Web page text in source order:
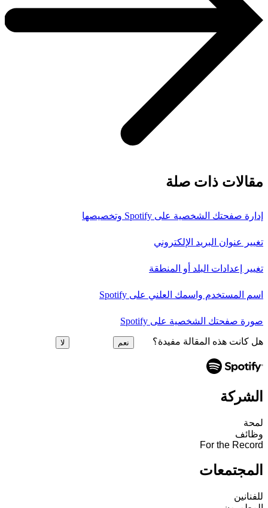
مقالات ذات صلة
إدارة صفحتك الشخصية على Spotify وتخصيصها
تغيير عنوان البريد الإلكتروني
تغيير إعدادات البلد أو المنطقة
اسم المستخدم واسمك العلني على Spotify
صورة صفحتك الشخصية على Spotify
هل كانت هذه المقالة مفيدة؟ نعم لا
الشركة
لمحة
وظائف
For the Record
المجتمعات
للفنانين